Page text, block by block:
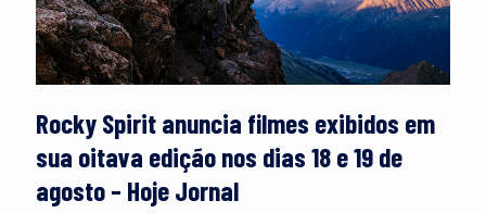
Rocky Spirit anuncia filmes exibidos em
sua oitava edição nos dias 18 e 19 de
agosto – Hoje Jornal